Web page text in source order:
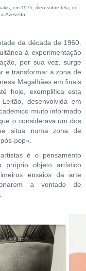
em 1975, óleo sobre tela, de
Azevedo
da década de 1960.
à experimentação
por sua vez, surge
e transformar a zona de
Magalhães em finais
hoje, exemplifica esta
desenvolvida em
muito informado
o considerava um dos
situa numa zona de
pop».
é o pensamento
próprio objeto artístico
ensaios da arte
a vontade de
.